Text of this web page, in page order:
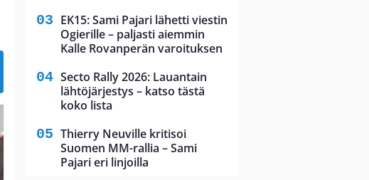
EK15: Sami Pajari lähetti viestin
Ogierille – paljasti aiemmin
Kalle Rovanperän varoituksen
Secto Rally 2026: Lauantain
lähtöjärjestys – katso tästä
koko lista
Thierry Neuville kritisoi
Suomen MM-rallia – Sami
Pajari eri linjoilla